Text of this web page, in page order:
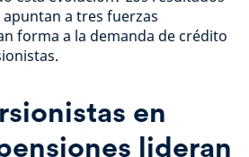
a tres fuerzas
forma a la demanda de crédito
en
lideran